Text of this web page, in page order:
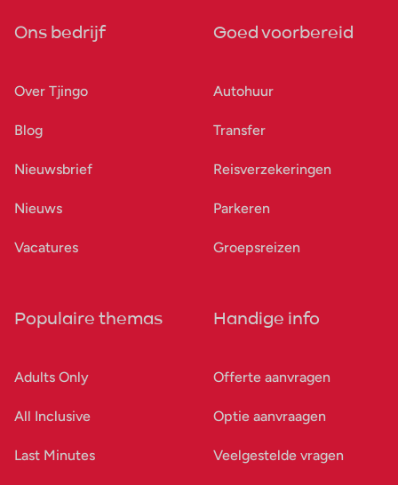
Ons bedrijf
Over Tjingo
Blog
Nieuwsbrief
Nieuws
Vacatures
Goed voorbereid
Autohuur
Transfer
Reisverzekeringen
Parkeren
Groepsreizen
Populaire themas
Adults Only
All Inclusive
Last Minutes
Handige info
Offerte aanvragen
Optie aanvraagen
Veelgestelde vragen